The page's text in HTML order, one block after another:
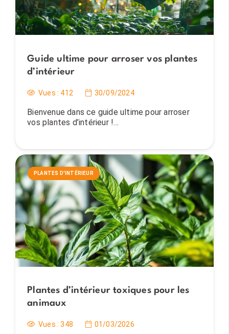
Guide ultime pour arroser vos plantes
d’intérieur
Vues : 412 30/09/2024
Bienvenue dans ce guide ultime pour arroser
vos plantes d’intérieur !…
PLANTES D'INTÉRIEUR
Plantes d’intérieur toxiques pour les
animaux
Vues :348 01/03/2026